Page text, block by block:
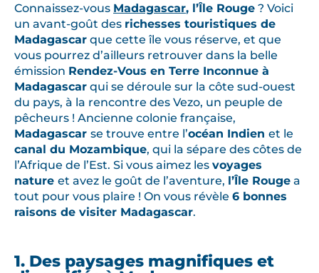
Connaissez-vous Madagascar, l’Île Rouge ? Voici
un avant-goût des richesses touristiques de
Madagascar que cette île vous réserve, et que
vous pourrez d’ailleurs retrouver dans la belle
émission Rendez-Vous en Terre Inconnue à
Madagascar qui se déroule sur la côte sud-ouest
du pays, à la rencontre des Vezo, un peuple de
pêcheurs ! Ancienne colonie française,
Madagascar se trouve entre l’océan Indien et le
canal du Mozambique, qui la sépare des côtes de
l’Afrique de l’Est. Si vous aimez les voyages
nature et avez le goût de l’aventure, l’Île Rouge a
tout pour vous plaire ! On vous révèle 6 bonnes
raisons de visiter Madagascar.
1. Des paysages magnifiques et